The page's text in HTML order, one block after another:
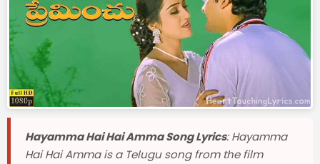
Hayamma Hai Hai Amma Song Lyrics: Hayamma
Hai Hai Amma is a Telugu song from the film